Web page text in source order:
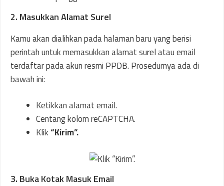
2. Masukkan Alamat Surel
Kamu akan dialihkan pada halaman baru yang berisi
perintah untuk memasukkan alamat surel atau email
terdaftar pada akun resmi PPDB. Prosedurnya ada di
bawah ini:
Ketikkan alamat email.
Centang kolom reCAPTCHA.
Klik“Kirim”.
3. Buka Kotak Masuk Email